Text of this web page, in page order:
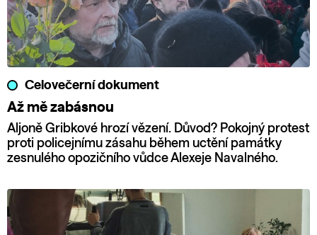
Celovečerní dokument
Až mě zabásnou
Aljoně Gribkové hrozí vězení. Důvod? Pokojný protest
proti policejnímu zásahu během uctění památky
zesnulého opozičního vůdce Alexeje Navalného.